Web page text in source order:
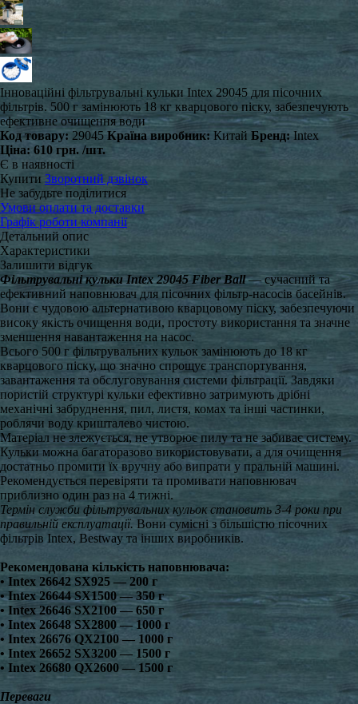
Інноваційні фільтрувальні кульки Intex 29045 для пісочних
фільтрів. 500 г замінюють 18 кг кварцового піску, забезпечують
ефективне очищення води
Код товару: 29045 Країна виробник: Китай Бренд: Intex
Ціна: 610 грн. /шт.
Є в наявності
Купити Зворотний дзвінок
Не забудьте поділитися
Умови оплати та доставки
Графік роботи компанії
Детальний опис
Характеристики
Залишити відгук
Фільтрувальні кульки Intex 29045 Fiber Ball— сучасний та
ефективний наповнювач для пісочних фільтр-насосів басейнів.
Вони є чудовою альтернативою кварцовому піску, забезпечуючи
високу якість очищення води, простоту використання та значне
зменшення навантаження на насос.
Всього 500 г фільтрувальних кульок замінюють до 18 кг
кварцового піску, що значно спрощує транспортування,
завантаження та обслуговування системи фільтрації. Завдяки
пористій структурі кульки ефективно затримують дрібні
механічні забруднення, пил, листя, комах та інші частинки,
роблячи воду кришталево чистою.
Матеріал не злежується, не утворює пилу та не забиває систему.
Кульки можна багаторазово використовувати, а для очищення
достатньо промити їх вручну або випрати у пральній машині.
Рекомендується перевіряти та промивати наповнювач
приблизно один раз на 4 тижні.
Термін служби фільтрувальних кульок становить 3-4 роки при
правильній експлуатації. Вони сумісні з більшістю пісочних
фільтрів Intex, Bestway та інших виробників.
Рекомендована кількість наповнювача:
• Intex 26642 SX925 — 200 г
• Intex 26644 SX1500 — 350 г
• Intex 26646 SX2100 — 650 г
• Intex 26648 SX2800 — 1000 г
• Intex 26676 QX2100 — 1000 г
• Intex 26652 SX3200 — 1500 г
• Intex 26680 QX2600 — 1500 г
Переваги